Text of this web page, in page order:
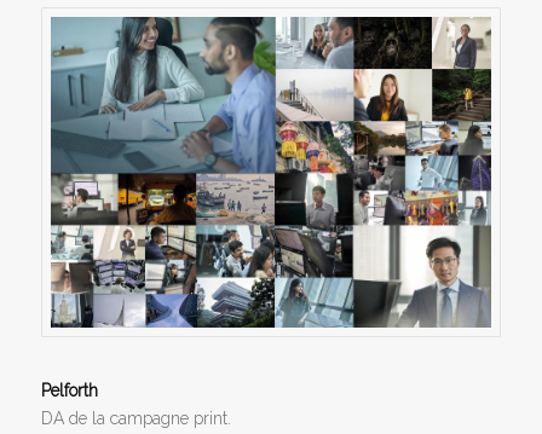
Pelforth
DA de la campagne print.